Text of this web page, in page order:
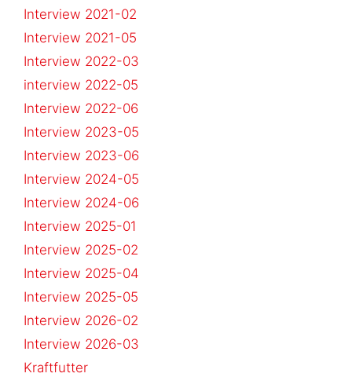
Interview 2021-02
Interview 2021-05
Interview 2022-03
interview 2022-05
Interview 2022-06
Interview 2023-05
Interview 2023-06
Interview 2024-05
Interview 2024-06
Interview 2025-01
Interview 2025-02
Interview 2025-04
Interview 2025-05
Interview 2026-02
Interview 2026-03
Kraftfutter